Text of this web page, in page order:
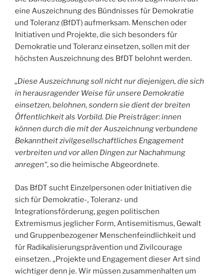
eine Auszeichnung des Bündnisses für Demokratie
und Toleranz (BfDT) aufmerksam. Menschen oder
Initiativen und Projekte, die sich besonders für
Demokratie und Toleranz einsetzen, sollen mit der
höchsten Auszeichnung des BfDT belohnt werden.
„Diese Auszeichnung soll nicht nur diejenigen, die sich
in herausragender Weise für unsere Demokratie
einsetzen, belohnen, sondern sie dient der breiten
Öffentlichkeit als Vorbild. Die Preisträger: innen
können durch die mit der Auszeichnung verbundene
Bekanntheit zivilgesellschaftliches Engagement
verbreiten und vor allen Dingen zur Nachahmung
anregen“, so die heimische Abgeordnete.
Das BfDT sucht Einzelpersonen oder Initiativen die
sich für Demokratie-, Toleranz- und
Integrationsförderung, gegen politischen
Extremismus jeglicher Form, Antisemitismus, Gewalt
und Gruppenbezogener Menschenfeindlichkeit und
für Radikalisierungsprävention und Zivilcourage
einsetzen. „Projekte und Engagement dieser Art sind
wichtiger denn je. Wir müssen zusammenhalten um